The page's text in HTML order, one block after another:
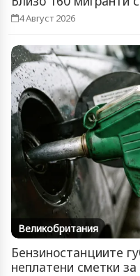
4 Август 2026
Великобритания
Бензиностанциите
неплатени сметки за